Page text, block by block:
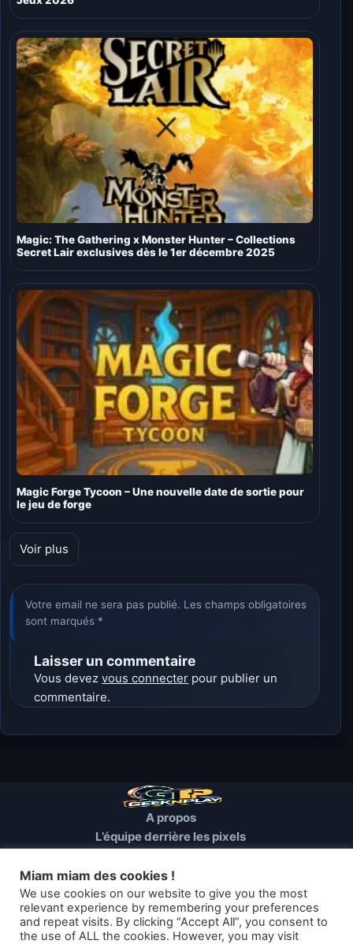
Magic: The Gathering x Monster Hunter – Collections
Secret Lair exclusives dès le 1er décembre 2025
Magic Forge Tycoon – Une nouvelle date de sortie pour
le jeu de forge
Voir plus
Votre email ne sera pas publié. Les champs obligatoires
sont marqués *
Laisser un commentaire
Vous devezvous connecter pour publier un
commentaire.
A propos
L’équipe derrière les pixels
Mentions Légales
Cookies et autres traceurs
© 2026 GEEKNPLAY — Tous droits réservés
Miam miam des cookies !
We use cookies on our website to give you the most
relevant experience by remembering your preferences
and repeat visits. By clicking “Accept All”, you consent to
the use of ALL the cookies. However, you may visit